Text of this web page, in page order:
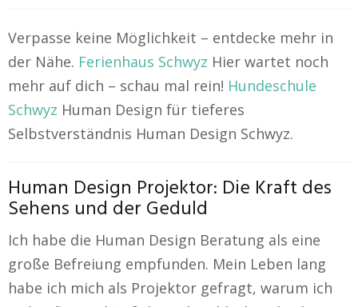
Verpasse keine Möglichkeit – entdecke mehr in
der Nähe. Ferienhaus Schwyz Hier wartet noch
mehr auf dich – schau mal rein! Hundeschule
Schwyz Human Design für tieferes
Selbstverständnis Human Design Schwyz.
Human Design Projektor: Die Kraft des
Sehens und der Geduld
Ich habe die Human Design Beratung als eine
große Befreiung empfunden. Mein Leben lang
habe ich mich als Projektor gefragt, warum ich